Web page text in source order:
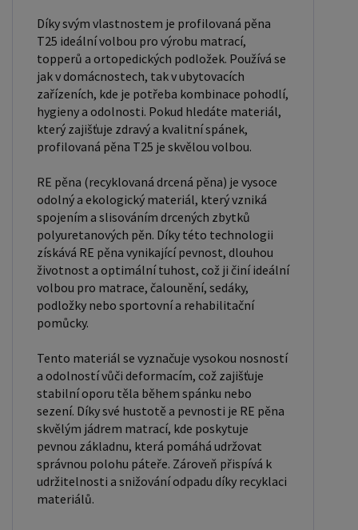
Díky svým vlastnostem je profilovaná pěna
T25 ideální volbou pro výrobu matrací,
topperů a ortopedických podložek. Používá se
jak v domácnostech, tak v ubytovacích
zařízeních, kde je potřeba kombinace pohodlí,
hygieny a odolnosti. Pokud hledáte materiál,
který zajišťuje zdravý a kvalitní spánek,
profilovaná pěna T25 je skvělou volbou.
RE pěna (recyklovaná drcená pěna) je vysoce
odolný a ekologický materiál, který vzniká
spojením a slisováním drcených zbytků
polyuretanových pěn. Díky této technologii
získává RE pěna vynikající pevnost, dlouhou
životnost a optimální tuhost, což ji činí ideální
volbou pro matrace, čalounění, sedáky,
podložky nebo sportovní a rehabilitační
pomůcky.
Tento materiál se vyznačuje vysokou nosností
a odolností vůči deformacím, což zajišťuje
stabilní oporu těla během spánku nebo
sezení. Díky své hustotě a pevnosti je RE pěna
skvělým jádrem matrací, kde poskytuje
pevnou základnu, která pomáhá udržovat
správnou polohu páteře. Zároveň přispívá k
udržitelnosti a snižování odpadu díky recyklaci
materiálů.